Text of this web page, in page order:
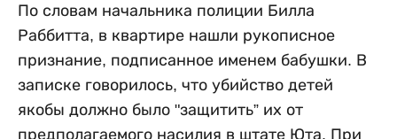
По словам начальника полиции Билла
Раббитта, в квартире нашли рукописное
признание, подписанное именем бабушки. В
записке говорилось, что убийство детей
якобы должно было "защитить” их от
предполагаемого насилия в штате Юта. При